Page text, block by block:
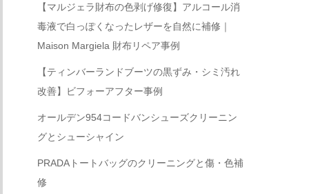
【マルジェラ財布の色剥げ修復】アルコール消
毒液で白っぽくなったレザーを自然に補修｜
Maison Margiela 財布リペア事例
【ティンバーランドブーツの黒ずみ・シミ汚れ
改善】ビフォーアフター事例
オールデン954コードバンシューズクリーニン
グとシューシャイン
PRADAトートバッグのクリーニングと傷・色補
修